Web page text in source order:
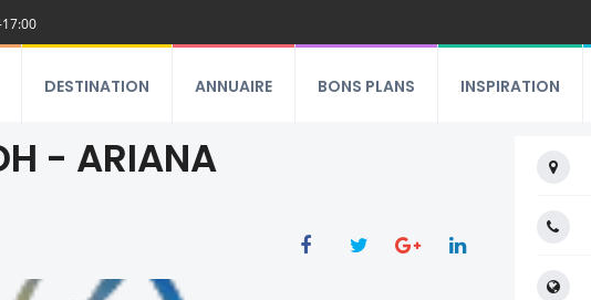
DESTINATION ANNUAIRE BONS PLANS INSPIRATION
- ARIANA